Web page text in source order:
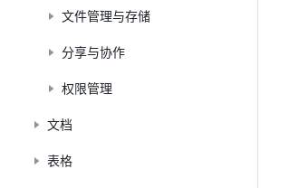
文件管理与存储
分享与协作
权限管理
文档
表格